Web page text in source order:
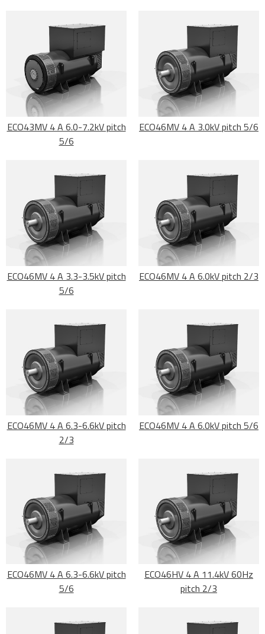
ECO43MV 4 A 6.0-7.2kV pitch
5/6
ECO46MV 4 A 3.0kV pitch 5/6
ECO46MV 4 A 3.3-3.5kV pitch
5/6
ECO46MV 4 A 6.0kV pitch 2/3
ECO46MV 4 A 6.3-6.6kV pitch
2/3
ECO46MV 4 A 6.0kV pitch 5/6
ECO46MV 4 A 6.3-6.6kV pitch
5/6
ECO46HV 4 A 11.4kV 60Hz
pitch 2/3